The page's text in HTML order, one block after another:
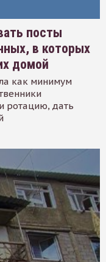
посты
в которых
домой
как минимум
ротацию, дать